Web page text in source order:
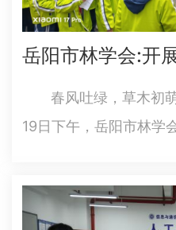
春风吐绿，草木初萌
19日下午，岳阳市林
学的近百名学生在这里
务植树科普活动。此次